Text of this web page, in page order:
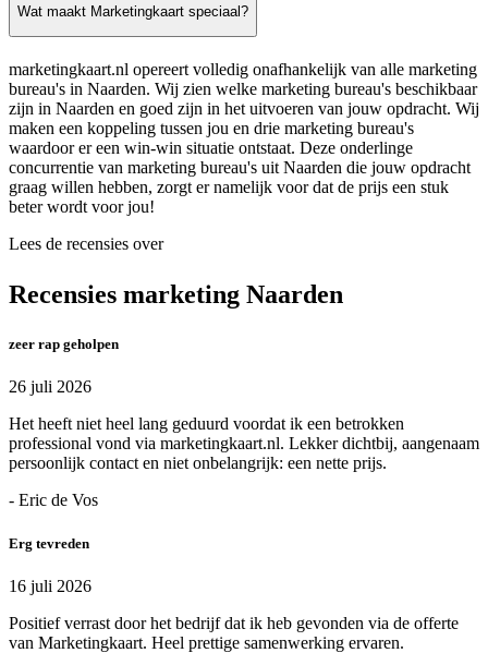
Wat maakt Marketingkaart speciaal?
marketingkaart.nl opereert volledig onafhankelijk van alle marketing
bureau's in Naarden. Wij zien welke marketing bureau's beschikbaar
zijn in Naarden en goed zijn in het uitvoeren van jouw opdracht. Wij
maken een koppeling tussen jou en drie marketing bureau's
waardoor er een win-win situatie ontstaat. Deze onderlinge
concurrentie van marketing bureau's uit Naarden die jouw opdracht
graag willen hebben, zorgt er namelijk voor dat de prijs een stuk
beter wordt voor jou!
Lees de recensies over
Recensies marketing Naarden
zeer rap geholpen
26 juli 2026
Het heeft niet heel lang geduurd voordat ik een betrokken
professional vond via marketingkaart.nl. Lekker dichtbij, aangenaam
persoonlijk contact en niet onbelangrijk: een nette prijs.
- Eric de Vos
Erg tevreden
16 juli 2026
Positief verrast door het bedrijf dat ik heb gevonden via de offerte
van Marketingkaart. Heel prettige samenwerking ervaren.